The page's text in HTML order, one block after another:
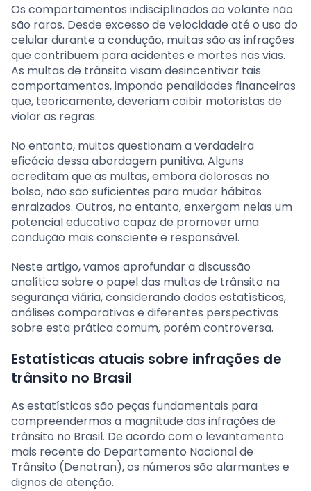
Os comportamentos indisciplinados ao volante não
são raros. Desde excesso de velocidade até o uso do
celular durante a condução, muitas são as infrações
que contribuem para acidentes e mortes nas vias.
As multas de trânsito visam desincentivar tais
comportamentos, impondo penalidades financeiras
que, teoricamente, deveriam coibir motoristas de
violar as regras.
No entanto, muitos questionam a verdadeira
eficácia dessa abordagem punitiva. Alguns
acreditam que as multas, embora dolorosas no
bolso, não são suficientes para mudar hábitos
enraizados. Outros, no entanto, enxergam nelas um
potencial educativo capaz de promover uma
condução mais consciente e responsável.
Neste artigo, vamos aprofundar a discussão
analítica sobre o papel das multas de trânsito na
segurança viária, considerando dados estatísticos,
análises comparativas e diferentes perspectivas
sobre esta prática comum, porém controversa.
Estatísticas atuais sobre infrações de
trânsito no Brasil
As estatísticas são peças fundamentais para
compreendermos a magnitude das infrações de
trânsito no Brasil. De acordo com o levantamento
mais recente do Departamento Nacional de
Trânsito (Denatran), os números são alarmantes e
dignos de atenção.